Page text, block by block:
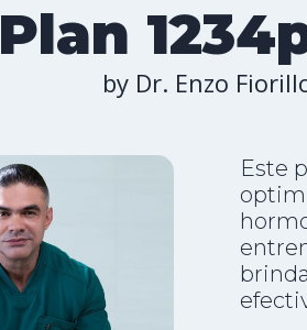
Plan
by Dr. Enzo
Este